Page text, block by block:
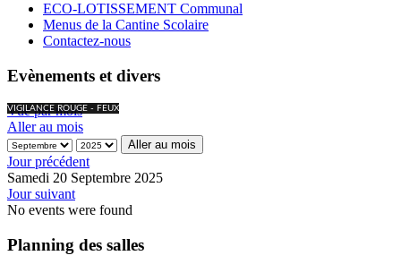
ECO-LOTISSEMENT Communal
Menus de la Cantine Scolaire
Contactez-nous
Evènements et divers
VIGILANCE ROUGE - FEUX
Vue par mois
Aller au mois
Aller au mois
Jour précédent
Samedi 20 Septembre 2025
Jour suivant
No events were found
Planning des salles